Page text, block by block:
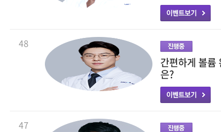
48
간편하게 볼륨
은?
47